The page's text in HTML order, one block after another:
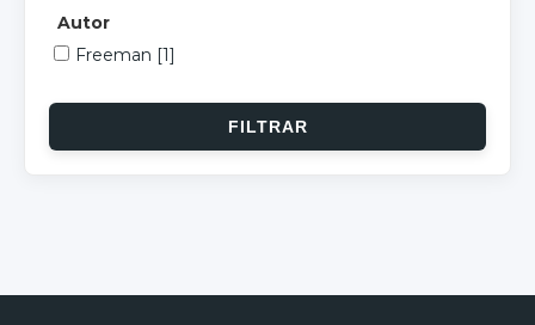
Autor
Freeman [1]